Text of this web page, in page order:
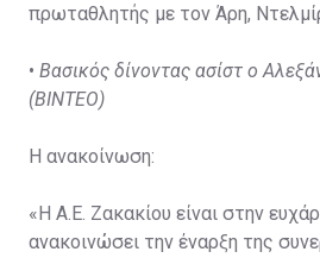
πρωταθλητής με τον Άρη,
• Βασικός δίνοντας ασίστ ο
(ΒΙΝΤΕΟ)
Η ανακοίνωση:
«Η Α.Ε. Ζακακίου είναι στην
ανακοινώσει την έναρξη της